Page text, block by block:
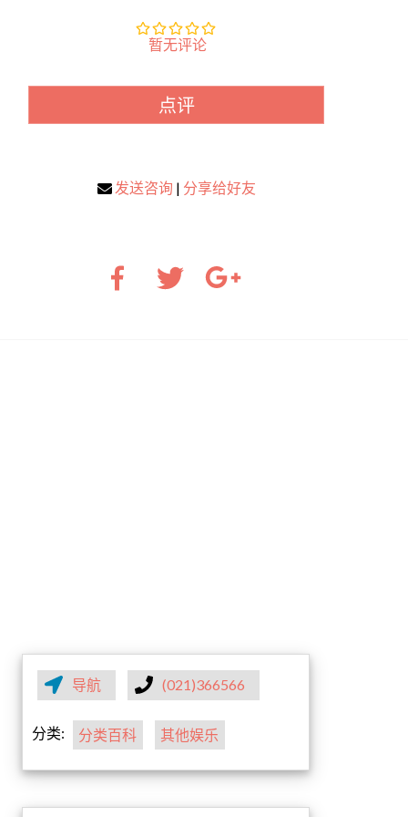
暂无评论
点评
发送咨询 | 分享给好友
导航 (021)366566
分类: 分类百科 其他娱乐